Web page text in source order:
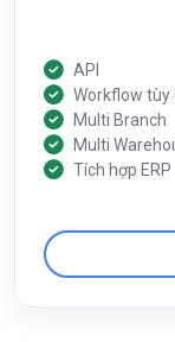
API
Workflow tùy
Multi Branch
Multi
Tích hợp ERP